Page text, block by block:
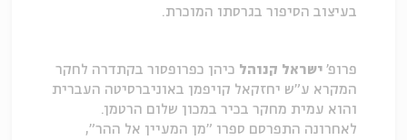
בעיצוב הסיפור בגרסתו המוכרת.
פרופ' ישראל קנוהל כיהן כפרופסור בקתדרה לחקר
המקרא ע"ש יחזקאל קויפמן באוניברסיטה העברית
והוא עמית מחקר בכיר במכון שלום הרטמן.
לאחרונה התפרסם ספרו "מן המעיין אל ההר",